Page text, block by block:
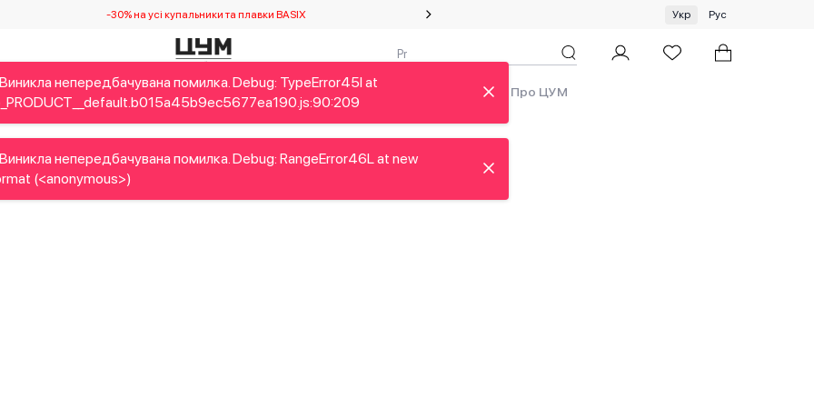
-30% на усі купальники та плавки BASIX Спеціальна пропозиція на одяг та хустки ЦУМ by GUNIA
Укр Рус
Дітям Home&Gifts Українські дизайнери Краса Бренди Аутлет Про ЦУМ
непередбачувана помилка. Debug: TypeError45I at
непередбачувана помилка. Debug: RangeError46L at new
(<anonymous>)